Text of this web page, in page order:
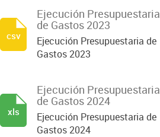
Ejecución Presupuestaria
de Gastos 2023
Ejecución Presupuestaria de
Gastos 2023
csv
Ejecución Presupuestaria
de Gastos 2024
Ejecución Presupuestaria de
Gastos 2024
xls